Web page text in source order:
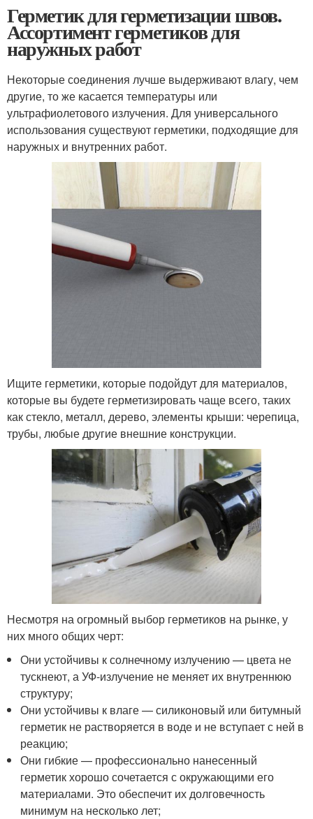
Герметик для герметизации швов.
Ассортимент герметиков для
наружных работ
Некоторые соединения лучше выдерживают влагу, чем
другие, то же касается температуры или
ультрафиолетового излучения. Для универсального
использования существуют герметики, подходящие для
наружных и внутренних работ.
Ищите герметики, которые подойдут для материалов,
которые вы будете герметизировать чаще всего, таких
как стекло, металл, дерево, элементы крыши: черепица,
трубы, любые другие внешние конструкции.
Несмотря на огромный выбор герметиков на рынке, у
них много общих черт:
Они устойчивы к солнечному излучению — цвета не
тускнеют, а УФ-излучение не меняет их внутреннюю
структуру;
Они устойчивы к влаге — силиконовый или битумный
герметик не растворяется в воде и не вступает с ней в
реакцию;
Они гибкие — профессионально нанесенный
герметик хорошо сочетается с окружающими его
материалами. Это обеспечит их долговечность
минимум на несколько лет;